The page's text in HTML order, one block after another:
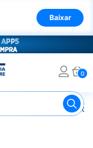
Baixar
0
Faixa